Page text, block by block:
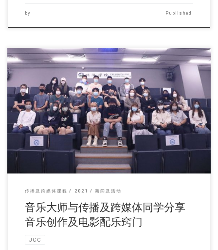
by Published
香港新一代音乐创作人 […]
传播及跨媒体课程 2021 新闻及活动
音乐大师与传播及跨媒体同学分享
音乐创作及电影配乐窍门
JCC